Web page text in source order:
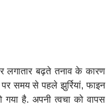
बढ़ते तनाव के कारण
समय से पहले झुर्रियां, फाइन
है. अपनी त्वचा को वापस